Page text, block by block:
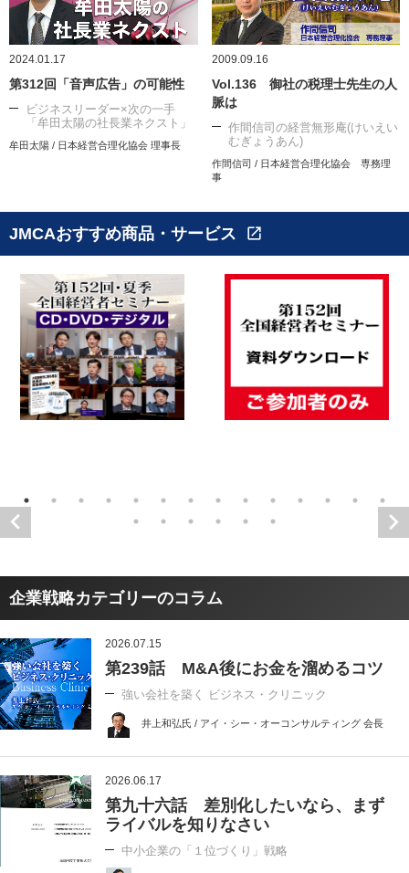
2024.01.17
第312回「音声広告」の可能性
ビジネスリーダー×次の一手
「牟田太陽の社長業ネクスト」
牟田太陽 / 日本経営合理化協会 理事長
2009.09.16
Vol.136 御社の税理士先生の人
脈は
作間信司の経営無形庵(けいえい
むぎょうあん)
作間信司 / 日本経営合理化協会 専務理
事
JMCAおすすめ商品・サービス open_in_new
企業戦略カテゴリーのコラム
2026.07.15
第239話 M&A後にお金を溜めるコツ
強い会社を築く ビジネス・クリニック
井上和弘氏 / アイ・シー・オーコンサルティング 会長
2026.06.17
第九十六話 差別化したいなら、まず
ライバルを知りなさい
中小企業の「１位づくり」戦略